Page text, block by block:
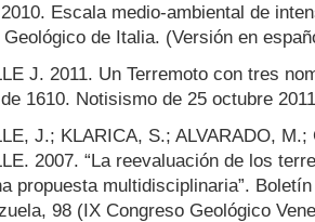
Escala medio-ambiental de
de Italia. (Versión en
J. 2011. Un Terremoto con tres
1610. Notisismo de 25 octubre
J.; KLARICA, S.; ALVARADO,
2007. “La reevaluación de los
propuesta multidisciplinaria”.
98 (IX Congreso Geológico